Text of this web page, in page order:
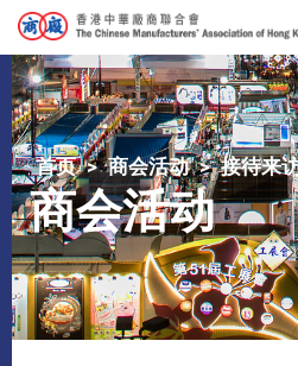
首页 商会活动 接待来
商会活动